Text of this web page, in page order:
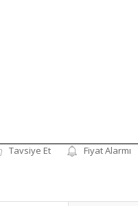
Tavsiye Et Fiyat Alarmı